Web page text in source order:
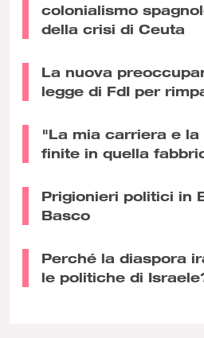
colonialismo
della crisi di Ceuta
La nuova
legge di FdI per
"La mia carriera e
finite in quella
Prigionieri politici in
Basco
Perché la diaspora
le politiche di